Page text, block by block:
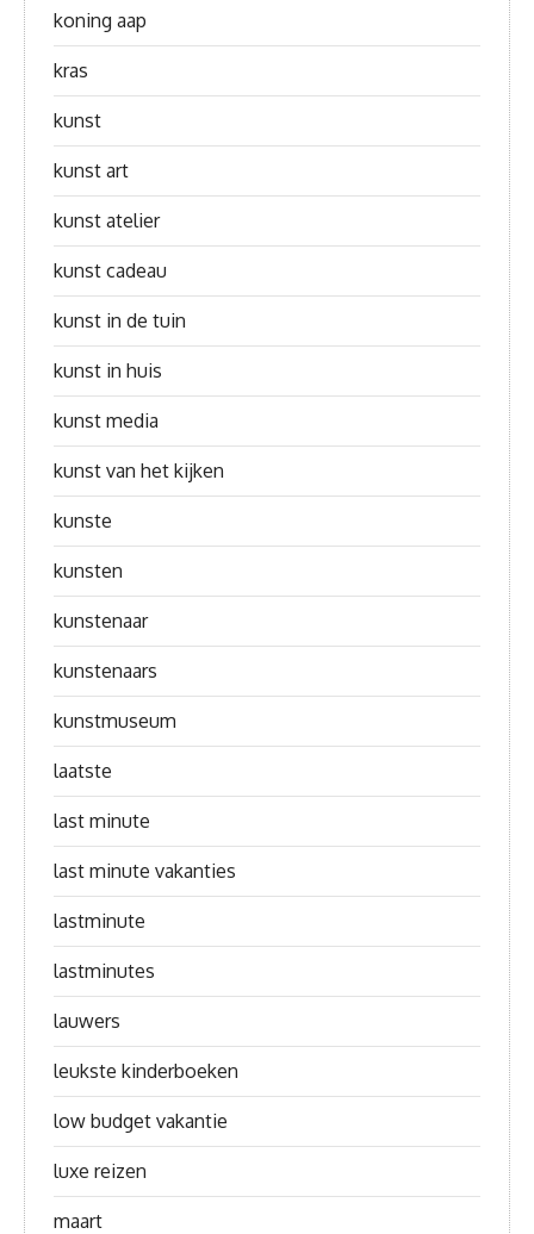
koning aap
kras
kunst
kunst art
kunst atelier
kunst cadeau
kunst in de tuin
kunst in huis
kunst media
kunst van het kijken
kunste
kunsten
kunstenaar
kunstenaars
kunstmuseum
laatste
last minute
last minute vakanties
lastminute
lastminutes
lauwers
leukste kinderboeken
low budget vakantie
luxe reizen
maart